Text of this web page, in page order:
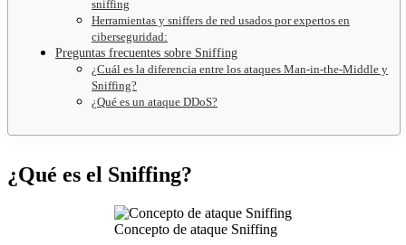
sniffing
Herramientas y sniffers de red usados por expertos en
ciberseguridad:
Preguntas frecuentes sobre Sniffing
¿Cuál es la diferencia entre los ataques Man-in-the-Middle y
Sniffing?
¿Qué es un ataque DDoS?
¿Qué es el Sniffing?
Concepto de ataque Sniffing